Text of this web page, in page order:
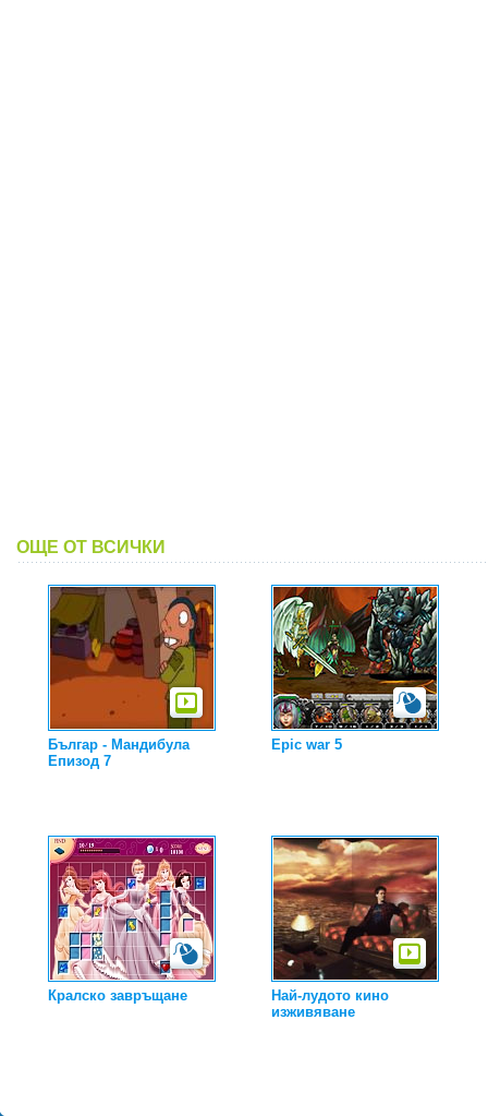
ОЩЕ ОТ ВСИЧКИ
Българ - Мандибула
Епизод 7
Epic war 5
Кралско завръщане
Най-лудото кино
изживяване